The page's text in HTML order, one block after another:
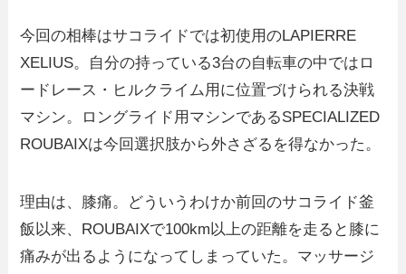
今回の相棒はサコライドでは初使用のLAPIERRE
XELIUS。自分の持っている3台の自転車の中ではロ
ードレース・ヒルクライム用に位置づけられる決戦
マシン。ロングライド用マシンであるSPECIALIZED
ROUBAIXは今回選択肢から外さざるを得なかった。
理由は、膝痛。どういうわけか前回のサコライド釜
飯以来、ROUBAIXで100km以上の距離を走ると膝に
痛みが出るようになってしまっていた。マッサージ